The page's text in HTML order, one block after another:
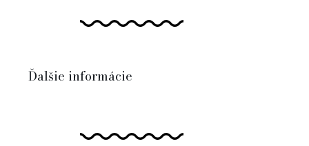
Ďalšie informácie